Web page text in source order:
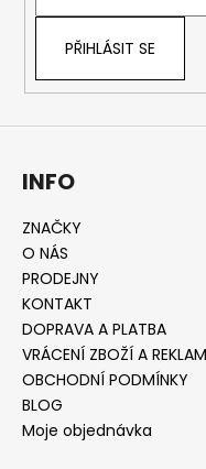
PŘIHLÁSIT SE
INFO
ZNAČKY
O NÁS
PRODEJNY
KONTAKT
DOPRAVA A PLATBA
VRÁCENÍ ZBOŽÍ A
OBCHODNÍ PODMÍNKY
BLOG
Moje objednávka